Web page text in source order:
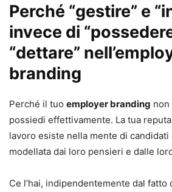
Perché “gestire” e
invece di
“dettare”
branding
Perché il tuo employer branding non
possiedi effettivamente. La tua
lavoro esiste nella mente di
modellata dai loro pensieri e dalle
Ce l’hai, indipendentemente dal fatto